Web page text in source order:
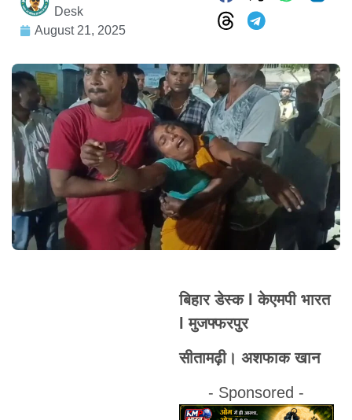
Desk
August 21, 2025
बिहार डेस्क l केएमपी भारत
l मुजफ्फरपुर
सीतामढ़ी। अशफाक खान
- Sponsored -